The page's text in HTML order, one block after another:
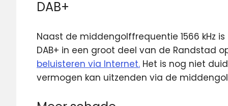
DAB+
Naast de middengolffrequentie 1566 kHz
DAB+ in een groot deel van de Randstad
beluisteren via Internet. Het is nog niet
vermogen kan uitzenden via de